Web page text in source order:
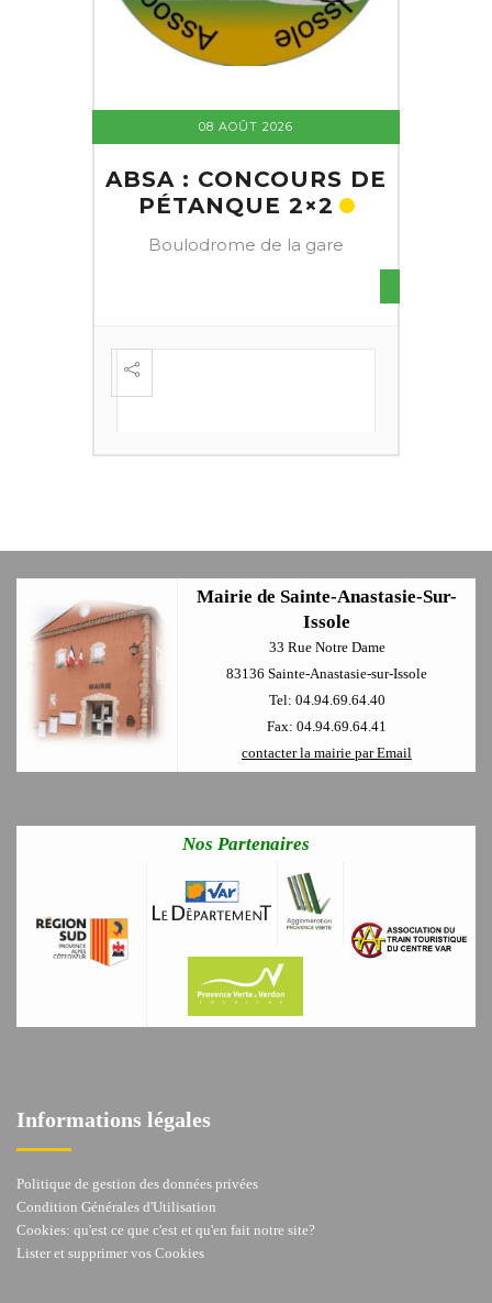
08 AOÛT 2026
ABSA : CONCOURS DE
PÉTANQUE 2×2
Boulodrome de la gare
Mairie de Sainte-Anastasie-Sur-
Issole
33 Rue Notre Dame
83136 Sainte-Anastasie-sur-Issole
Tel: 04.94.69.64.40
Fax: 04.94.69.64.41
contacter la mairie par Email
Nos Partenaires
Informations légales
Politique de gestion des données privées
Condition Générales d'Utilisation
Cookies: qu'est ce que c'est et qu'en fait notre site?
Lister et supprimer vos Cookies